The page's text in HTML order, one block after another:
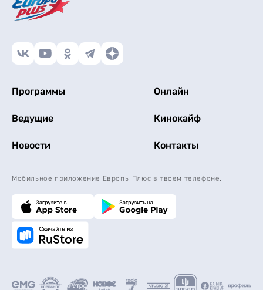
Программы Онлайн
Ведущие Кинокайф
Новости Контакты
Мобильное приложение Европы Плюс в твоем телефоне.